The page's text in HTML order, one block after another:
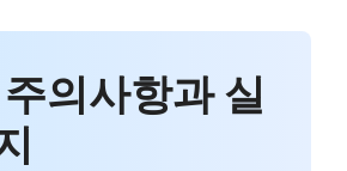
의사항과 실